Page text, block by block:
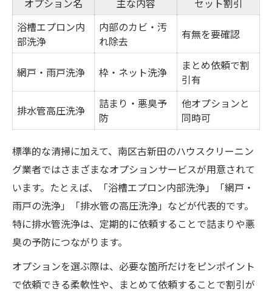
オプション名 主な内容
セット割引
浴槽エプロン内
部洗浄
内部のカビ・汚
れ除去
有無を要確認
網戸・雨戸洗浄 枠・ネット洗浄
まとめ依頼で割
引有
排水管高圧洗浄
詰まり・悪臭予
防
他オプションと
同時可
標準的な清掃に加えて、南区古新田のハウスクリーニン
グ業者ではさまざまなオプションサービスが用意されて
います。たとえば、「浴槽エプロン内部洗浄」「網戸・
雨戸の洗浄」「排水管の高圧洗浄」などが代表的です。
特に排水管洗浄は、定期的に依頼することで詰まりや悪
臭の予防につながります。
オプションを選ぶ際は、必要な箇所だけをピンポイント
で依頼できる柔軟性や、まとめて依頼することで割引が